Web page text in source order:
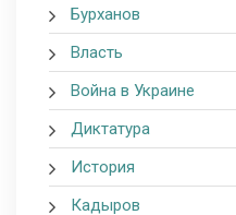
Бурханов
Власть
Война в Украине
Диктатура
История
Кадыров